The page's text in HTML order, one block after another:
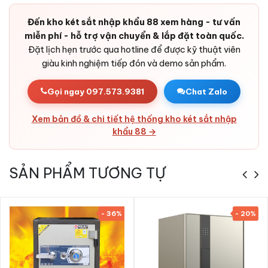
Pin dự phòng:Pin chất lượng cao tuổi thọ dài, có cổng
cấp điện ngoài khẩn cấp - không bao giờ bị kẹt cửa do hết
pin.
Bản lề ẩn chống cạy:
không lộ điểm yếu bị cạy phá.
Vỏ thép dày dặn:Thép tấm cao cấp kết hợp bê-tông
chịu nhiệt - khó cắt, khó đục.
Thiết kế sang trọng, đa không gian:
lớp sơn cao cấp - phù hợp với phòng khách, phòng ngủ,
văn phòng, khách sạn, cửa hàng, công ty, ngân hàng.
Đến kho két sắt nhập khẩu 88 xem hàng - tư vấn
miễn phí - hỗ trợ vận chuyển & lắp đặt toàn quốc.
Đặt lịch hẹn trước qua hotline để được kỹ thuật viên
giàu kinh nghiệm tiếp đón và demo sản phẩm.
Gọi ngay 097.573.9381 Chat Zalo
Xem bản đồ & chi tiết hệ thống kho két sắt nhập
khẩu 88 →
SẢN PHẨM TƯƠNG TỰ
- 36% - 20%